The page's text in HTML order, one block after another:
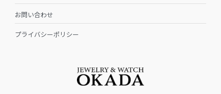
お問い合わせ
プライバシーポリシー